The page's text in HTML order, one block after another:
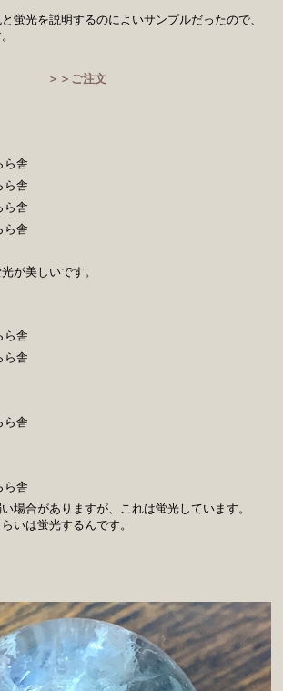
蛍光を説明するのによいサンプルだったので、
＞＞ご注文
が美しいです。
場合がありますが、これは蛍光しています。
いは蛍光するんです。